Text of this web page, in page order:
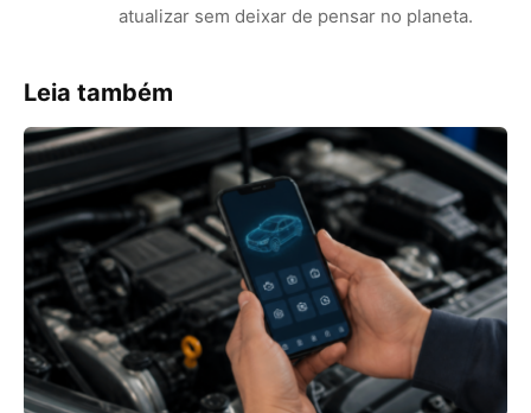
atualizar sem deixar de pensar no planeta.
Leia também